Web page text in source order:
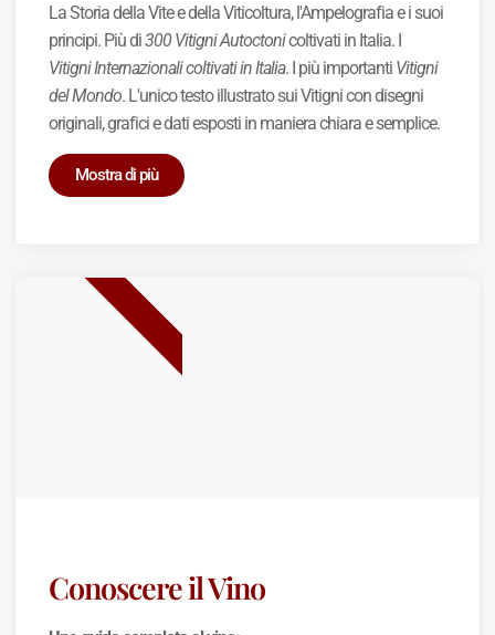
La Storia della Vite e della Viticoltura, l'Ampelografia e i suoi
principi. Più di300 Vitigni Autoctonicoltivati in Italia. I
Vitigni Internazionali coltivati in Italia. I più importanti Vitigni
del Mondo. L'unico testo illustrato sui Vitigni con disegni
originali, grafici e dati esposti in maniera chiara e semplice.
Mostra di più
Conoscere il Vino
BEST SELLER